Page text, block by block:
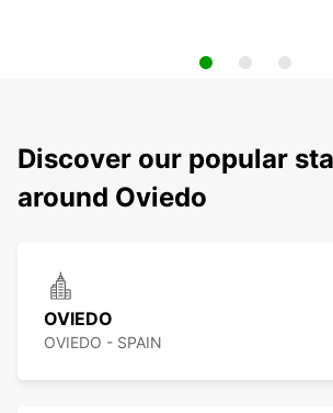
Discover our popular
around Oviedo
OVIEDO
OVIEDO - SPAIN